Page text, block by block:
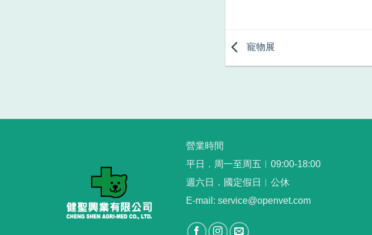
寵物展
營業時間
平日．周一至周五︳09:00-18:00
週六日．國定假日︳公休
E-mail: service@openvet.com